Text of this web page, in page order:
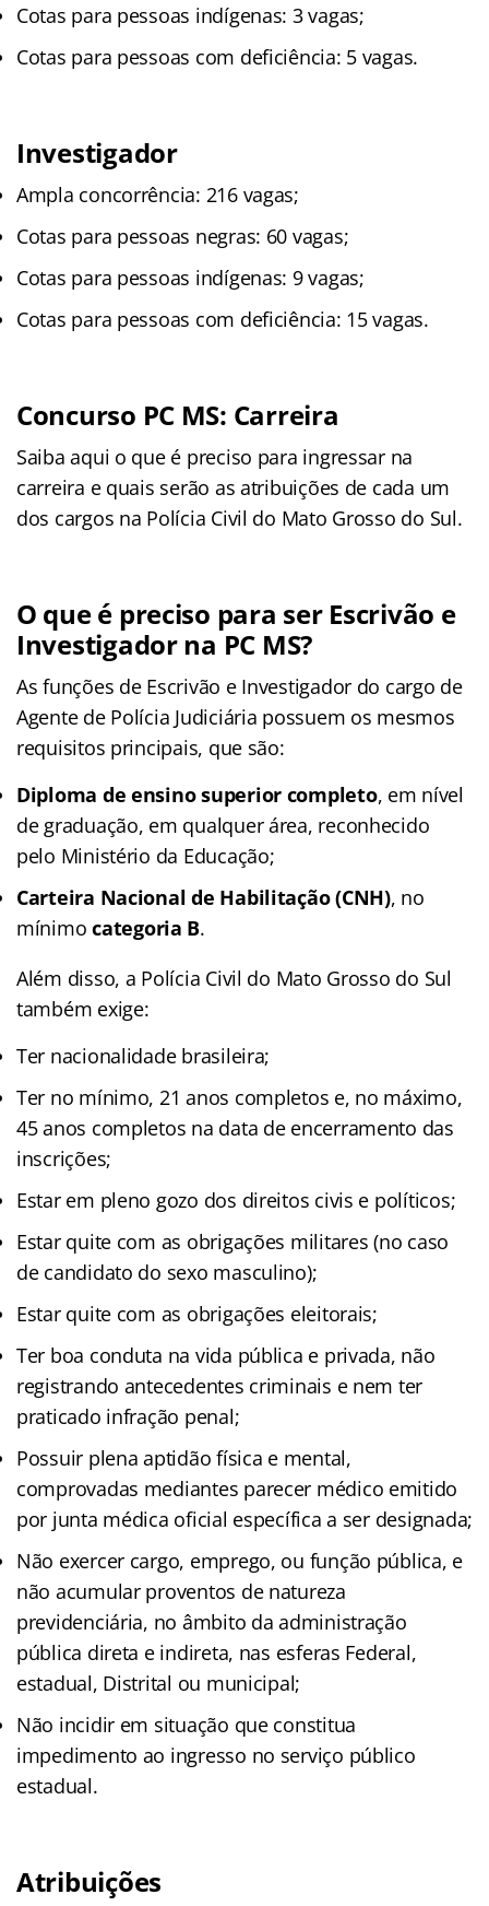
Cotas para pessoas indígenas: 3 vagas;
Cotas para pessoas com deficiência: 5 vagas.
Investigador
Ampla concorrência: 216 vagas;
Cotas para pessoas negras: 60 vagas;
Cotas para pessoas indígenas: 9 vagas;
Cotas para pessoas com deficiência: 15 vagas.
Concurso PC MS: Carreira
Saiba aqui o que é preciso para ingressar na
carreira e quais serão as atribuições de cada um
dos cargos na Polícia Civil do Mato Grosso do Sul.
O que é preciso para ser Escrivão e
Investigador na PC MS?
As funções de Escrivão e Investigador do cargo de
Agente de Polícia Judiciária possuem os mesmos
requisitos principais, que são:
Diploma de ensino superior completo, em nível
de graduação, em qualquer área, reconhecido
pelo Ministério da Educação;
Carteira Nacional de Habilitação (CNH), no
mínimocategoria B.
Além disso, a Polícia Civil do Mato Grosso do Sul
também exige:
Ter nacionalidade brasileira;
Ter no mínimo, 21 anos completos e, no máximo,
45 anos completos na data de encerramento das
inscrições;
Estar em pleno gozo dos direitos civis e políticos;
Estar quite com as obrigações militares (no caso
de candidato do sexo masculino);
Estar quite com as obrigações eleitorais;
Ter boa conduta na vida pública e privada, não
registrando antecedentes criminais e nem ter
praticado infração penal;
Possuir plena aptidão física e mental,
comprovadas mediantes parecer médico emitido
por junta médica oficial específica a ser designada;
Não exercer cargo, emprego, ou função pública, e
não acumular proventos de natureza
previdenciária, no âmbito da administração
pública direta e indireta, nas esferas Federal,
estadual, Distrital ou municipal;
Não incidir em situação que constitua
impedimento ao ingresso no serviço público
estadual.
Atribuições